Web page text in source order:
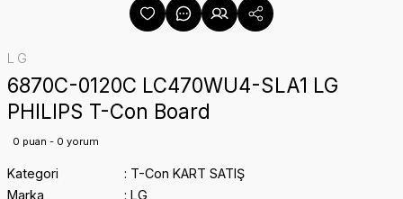
LG
6870C-0120C LC470WU4-SLA1 LG
PHILIPS T-Con Board
0 puan - 0 yorum
Kategori
T-Con KART SATIŞ
Marka
LG